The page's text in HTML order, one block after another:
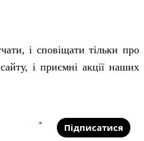
і сповіщати тільки про
і приємні акції наших
* Підписатися